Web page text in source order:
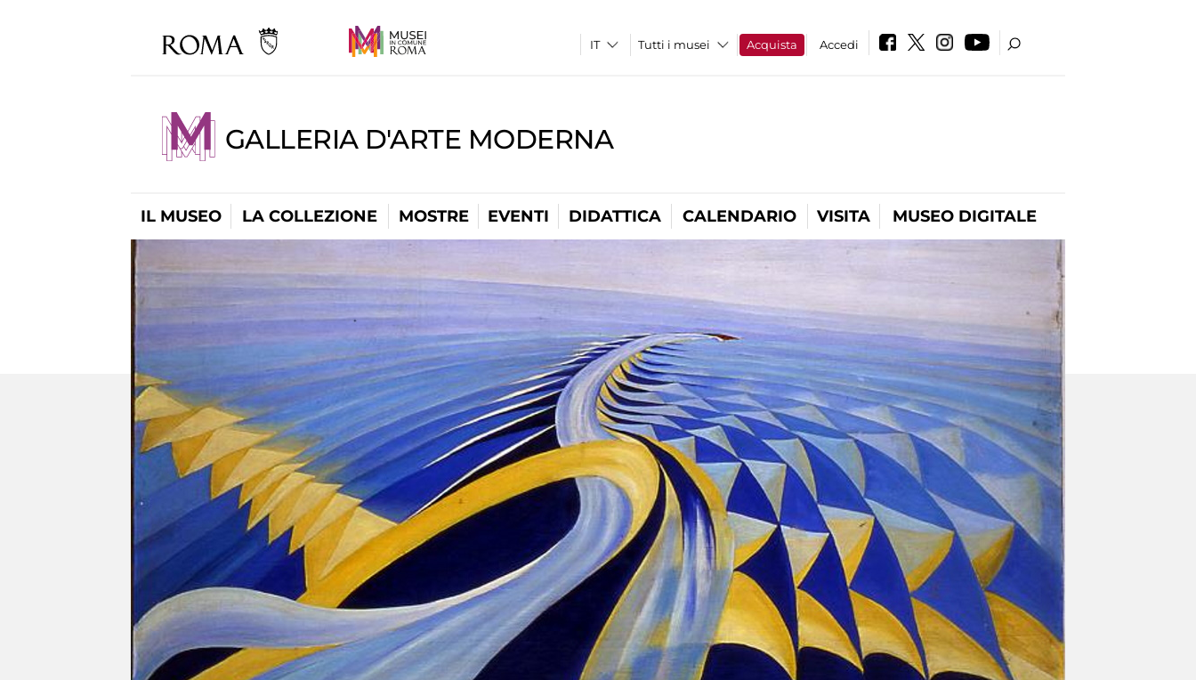
Tutti i musei Acquista Accedi
GALLERIA D'ARTE MODERNA
IL MUSEO LA COLLEZIONE MOSTRE EVENTI DIDATTICA CALENDARIO VISITA MUSEO DIGITALE